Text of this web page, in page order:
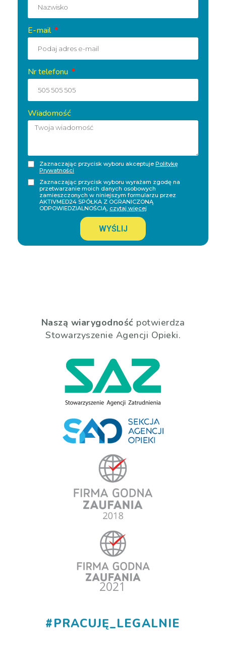
E-mail
Nr telefonu
Wiadomość
Zaznaczając przycisk wyboru akceptuje Politykę
Prywatności
Zaznaczając przycisk wyboru wyrażam zgodę na
przetwarzanie moich danych osobowych
zamieszczonych w niniejszym formularzu przez
AKTIVMED24 SPÓŁKA Z OGRANICZONĄ
ODPOWIEDZIALNOŚCIĄ, czytaj więcej
WYŚLIJ
Naszą wiarygodność potwierdza
Stowarzyszenie Agencji Opieki.
#PRACUJĘ_LEGALNIE